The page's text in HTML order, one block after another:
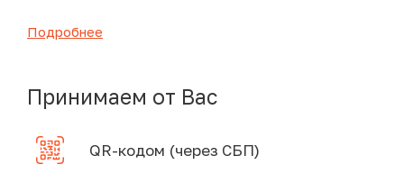
Подробнее
Принимаем от Вас
QR-кодом (через СБП)